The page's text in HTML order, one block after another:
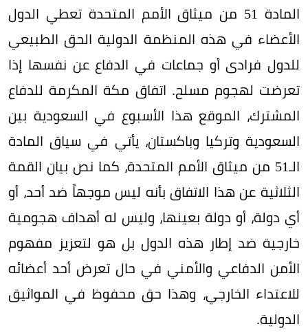
المادة 51 من ميثاق الأمم المتحدة تعطي الدول
الأعضاء في هذه المنظمة الدولية الحق الطبيعي
للدول فرادى أو جماعات في الدفاع عن نفسها إذا
تعرضت لهجوم مسلح. اتفاق مكة المكرمة للدفاع
المشترك، الموقع هذا الأسبوع في السعودية بين
السعودية وتركيا وباكستان، يأتي في سياق المادة
الـ51 من ميثاق الأمم المتحدة، كما نص بيان القمة
الثلاثية عن هذا الاتفاق بأنه ليس موجهاً ضد أحد، أو
أي دولة، أو دولة بعينها، وليس له أهداف هجومية
خارجية ضد إطار هذه الدول بل هو لتعزيز مفهوم
الأمن الدفاعي والأمني في حال تعرض أحد أعضائه
للاعتداء الخارجي، وهذا حق محفوظ في المواثيق
الدولية.